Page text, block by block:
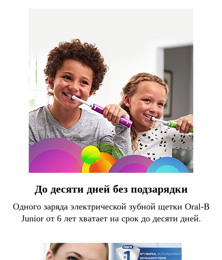
До десяти дней без подзарядки
Одного заряда электрической зубной щетки Oral-B
Junior от 6 лет хватает на срок до десяти дней.